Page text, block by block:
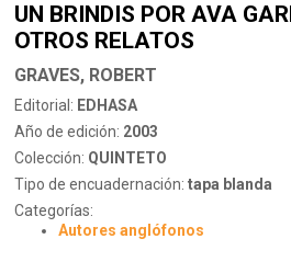
UN BRINDIS POR AVA
OTROS RELATOS
GRAVES, ROBERT
Editorial: EDHASA
Año de edición: 2003
Colección: QUINTETO
Tipo de encuadernación: tapa blanda
Categorías:
Autores anglófonos